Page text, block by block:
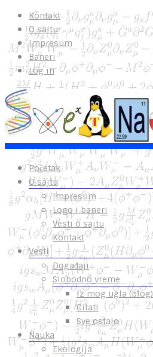
Kontakt
O sajtu
Impresum
Baneri
Log in
Početak
O sajtu
Impresum
Logo i baneri
Vesti o sajtu
Kontakt
Vesti
Događaji
Slobodno vreme
Iz mog ugla (blog)
Citati
Sve ostalo
Nauka
Ekologija